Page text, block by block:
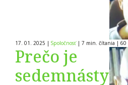
17. 01. 2025 | Spoločnosť | 7 min. čítania | 60
Prečo je
sedemnásty